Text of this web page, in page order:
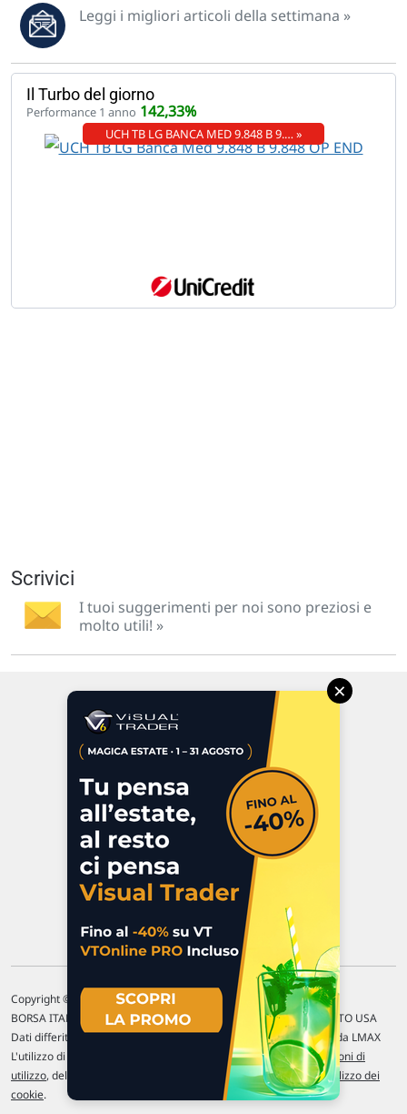
Leggi i migliori articoli della settimana »
Il Turbo del giorno
Performance 1 anno 142,33%
UCH TB LG BANCA MED 9.848 B 9.… »
Scrivici
I tuoi suggerimenti per noi sono preziosi e
molto utili! »
47923 Rimini
P.IVA 02 452 460 401
Chi siamo
Commenti e segnalazioni
Contattaci
Copyright © 1996-2026 Traderlink Italia s.r.l.
BORSA ITALIANA Quotazioni di borsa differite di 15 min. / MERCATO USA
Dati differiti di 15 min. (fonte Intrinio) / FOREX Quotazioni fornite da LMAX
L'utilizzo di questo sito implica l'accettazione delle nostreCondizioni di
utilizzo, del Politiche sulla privacye dell'Utilizzo dei
cookie.
×